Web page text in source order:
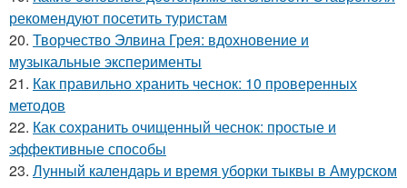
рекомендуют посетить туристам
20. Творчество Элвина Грея: вдохновение и
музыкальные эксперименты
21. Как правильно хранить чеснок: 10 проверенных
методов
22. Как сохранить очищенный чеснок: простые и
эффективные способы
23. Лунный календарь и время уборки тыквы в Амурском